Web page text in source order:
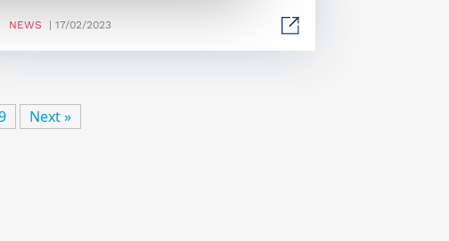
NEWS | 17/02/2023
Next »